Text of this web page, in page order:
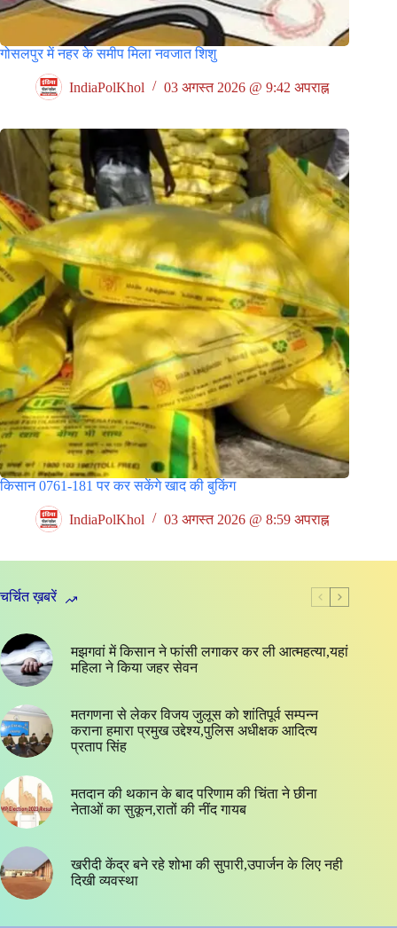
गोसलपुर में नहर के समीप मिला नवजात शिशु
IndiaPolKhol 03 अगस्त 2026 @ 9:42 अपराह्न
किसान 0761-181 पर कर सकेंगे खाद की बुकिंग
IndiaPolKhol 03 अगस्त 2026 @ 8:59 अपराह्न
चर्चित ख़बरें
मझगवां में किसान ने फांसी लगाकर कर ली आत्महत्या,यहां
महिला ने किया जहर सेवन
मतगणना से लेकर विजय जुलूस को शांतिपूर्व सम्पन्न
कराना हमारा प्रमुख उद्देश्य,पुलिस अधीक्षक आदित्य
प्रताप सिंह
मतदान की थकान के बाद परिणाम की चिंता ने छीना
नेताओं का सुकून,रातों की नींद गायब
खरीदी केंद्र बने रहे शोभा की सुपारी,उपार्जन के लिए नही
दिखी व्यवस्था